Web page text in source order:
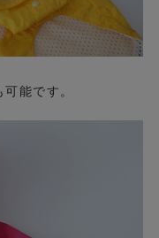
能です。